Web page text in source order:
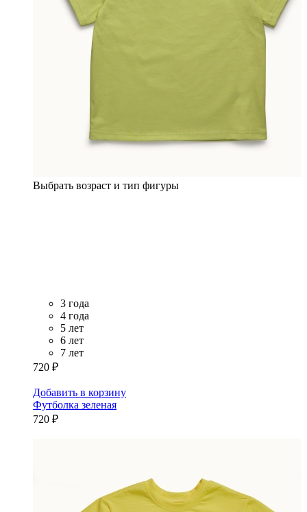
Выбрать возраст и тип фигуры
3 года
4 года
5 лет
6 лет
7 лет
720 ₽
Добавить в корзину
Футболка зеленая
720 ₽